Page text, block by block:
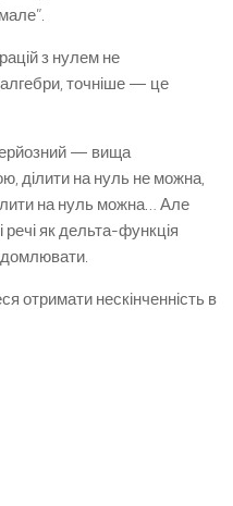
з нулем не
точніше — це
— вища
ділити на нуль не можна,
на нуль можна… Але
речі як дельта-функція
отримати нескінченність в